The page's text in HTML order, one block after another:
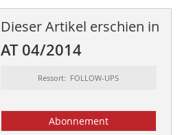
Dieser Artikel erschien in
AT 04/2014
Ressort: FOLLOW-UPS
Abonnement